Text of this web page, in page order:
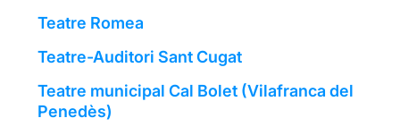
Teatre Romea
Teatre-Auditori Sant Cugat
Teatre municipal Cal Bolet (Vilafranca del
Penedès)